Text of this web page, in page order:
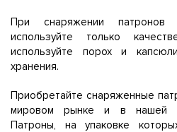
При снаряжении патронов
используйте только
используйте порох и
хранения.
Приобретайте снаряженные
мировом рынке и в нашей
Патроны, на упаковке